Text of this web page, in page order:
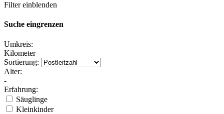
Filter einblenden
Suche eingrenzen
Umkreis:
Kilometer
Sortierung:
Alter:
-
Erfahrung:
Säuglinge
Kleinkinder